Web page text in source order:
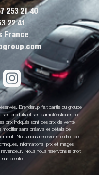
253 21 40
22 41
France
Brenderup fait partie du groupe
produits et ses caractéristiques sont
prix indiqués sont des prix de vente
sans préavis les détails de
Nous nous réservons le droit de
informations, prix et images.
Nous nous réservons le droit
sur ce site.